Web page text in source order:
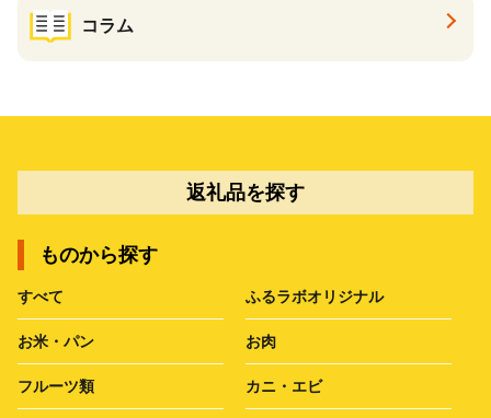
コラム
返礼品を探す
ものから探す
すべて ふるラボオリジナル
お米・パン お肉
フルーツ類 カニ・エビ